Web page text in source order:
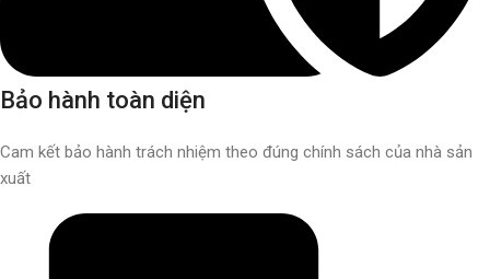
Bảo hành toàn diện
Cam kết bảo hành trách nhiệm theo đúng chính sách của nhà sản
xuất